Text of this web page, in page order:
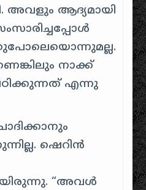
അവളും ആദ്യമായി
നാക്ക്
എന്നു
ഷെറിൻ
“അവൾ